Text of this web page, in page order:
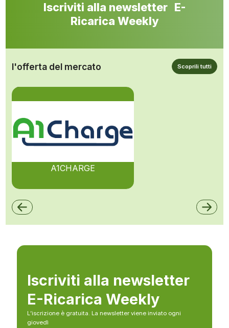
Iscriviti alla newsletter E-
Ricarica Weekly
l'offerta del mercato Scoprili tutti
A1CHARGE
Iscriviti alla newsletter
E-Ricarica Weekly
L’iscrizione è gratuita. La newsletter viene inviato ogni
giovedì